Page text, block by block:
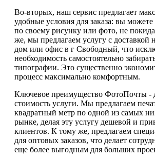
Во-вторых, наш сервис предлагает
удобные условия для заказа: вы можете
по своему рисунку или фото, не
же, мы предлагаем услугу с
дом или офис в г Свободный, что
необходимость самостоятельно
типографии. Это существенно
процесс максимально комфортным.
Ключевое преимущество ФотоПочты -
стоимость услуги. Мы предлагаем
квадратный метр по одной из самых
рынке, делая эту услугу дешевой и
клиентов. К тому же, предлагаем
для оптовых заказов, что делает
еще более выгодным для больших